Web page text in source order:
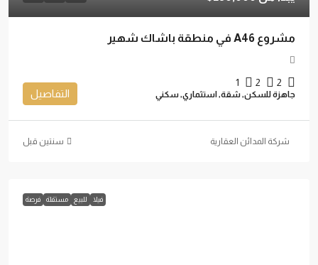
مشروع A46 في منطقة باشاك شهير
جاهزة للسكن, شقة, استثماري, سكني التفاصيل
شركة المدائن العقارية ‏سنتين قبل
فيلا للبيع مستقلة فرصة